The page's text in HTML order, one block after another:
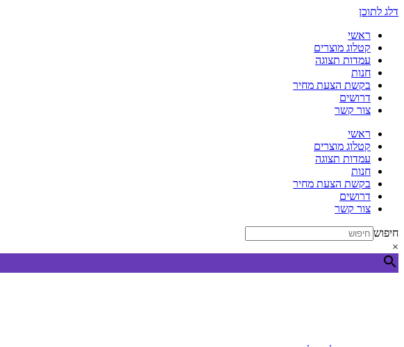
דלג לתוכן
ראשי
קטלוג מוצרים
עמדות תצוגה
חנות
בקשת הצעת מחיר
דרושים
צור קשר
ראשי
קטלוג מוצרים
עמדות תצוגה
חנות
בקשת הצעת מחיר
דרושים
צור קשר
חיפוש
×